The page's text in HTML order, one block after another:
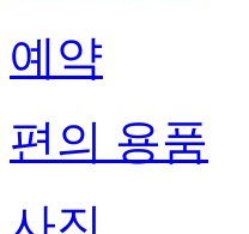
예약
편의 용품